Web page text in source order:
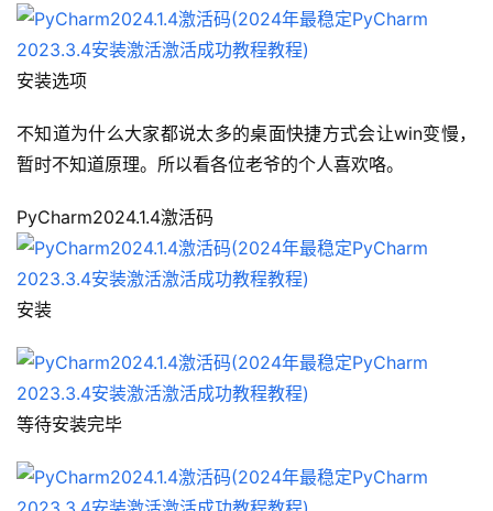
安装选项
不知道为什么大家都说太多的桌面快捷方式会让win变慢，
暂时不知道原理。所以看各位老爷的个人喜欢咯。
PyCharm2024.1.4激活码
安装
等待安装完毕